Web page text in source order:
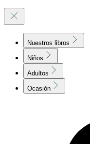
Nuestros libros
Niños
Adultos
Ocasión